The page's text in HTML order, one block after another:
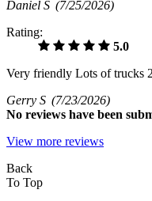
Daniel S (7/25/2026)
Rating:
5.0
Very friendly Lots of trucks
Gerry S (7/23/2026)
No reviews have been
View more reviews
Back
To Top